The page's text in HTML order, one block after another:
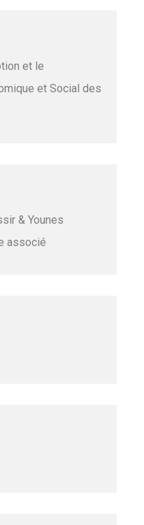
et le
et Social des
& Younes
associé